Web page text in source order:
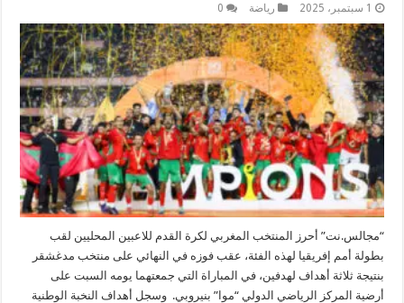
1 سبتمبر، 2025 رياضة 0
“مجالس.نت” أحرز المنتخب المغربي لكرة القدم للاعبين المحليين لقب
بطولة أمم إفريقيا لهذه الفئة، عقب فوزه في النهائي على منتخب مدغشقر
بنتيجة ثلاثة أهداف لهدفين، في المباراة التي جمعتهما يومه السبت على
أرضية المركز الرياضي الدولي “موا” بنيروبي. وسجل أهداف النخبة الوطنية